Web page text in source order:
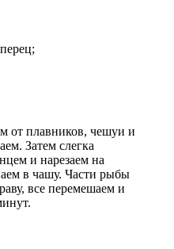
от плавников, чешуи и
Затем слегка
и нарезаем на
в чашу. Части рыбы
все перемешаем и